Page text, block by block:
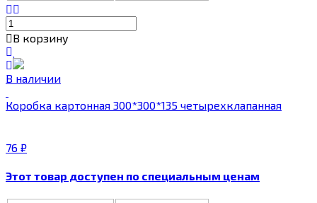
В корзину
В наличии
Коробка картонная 300*300*135 четырехклапанная
76 ₽
Этот товар доступен по специальным ценам